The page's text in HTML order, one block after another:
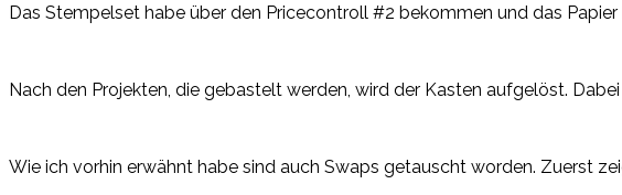
Das Stempelset habe über den Pricecontroll #2 bekommen und das Papier
Nach den Projekten, die gebastelt werden, wird der Kasten aufgelöst.
Wie ich vorhin erwähnt habe sind auch Swaps getauscht worden. Zuerst